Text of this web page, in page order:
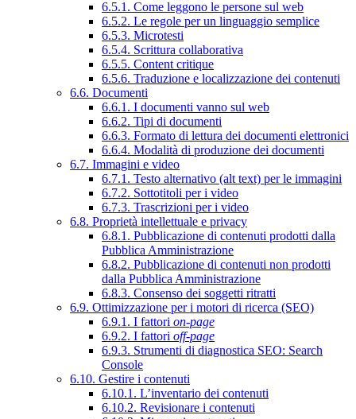
6.5.1. Come leggono le persone sul web
6.5.2. Le regole per un linguaggio semplice
6.5.3. Microtesti
6.5.4. Scrittura collaborativa
6.5.5. Content critique
6.5.6. Traduzione e localizzazione dei contenuti
6.6. Documenti
6.6.1. I documenti vanno sul web
6.6.2. Tipi di documenti
6.6.3. Formato di lettura dei documenti elettronici
6.6.4. Modalità di produzione dei documenti
6.7. Immagini e video
6.7.1. Testo alternativo (alt text) per le immagini
6.7.2. Sottotitoli per i video
6.7.3. Trascrizioni per i video
6.8. Proprietà intellettuale e privacy
6.8.1. Pubblicazione di contenuti prodotti dalla
Pubblica Amministrazione
6.8.2. Pubblicazione di contenuti non prodotti
dalla Pubblica Amministrazione
6.8.3. Consenso dei soggetti ritratti
6.9. Ottimizzazione per i motori di ricerca (SEO)
6.9.1. I fattori on-page
6.9.2. I fattori off-page
6.9.3. Strumenti di diagnostica SEO: Search
Console
6.10. Gestire i contenuti
6.10.1. L’inventario dei contenuti
6.10.2. Revisionare i contenuti